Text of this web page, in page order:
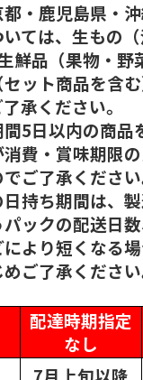
・鹿児島県・
ては、生もの
鮮品（果物・野
ット商品を含
承ください。
5日以内の商品
費・賞味期限
ご了承ください
持ち期間は、
ックの配送日
より短くなる
ご了承ください
配達時期指定
なし
7月上旬以降